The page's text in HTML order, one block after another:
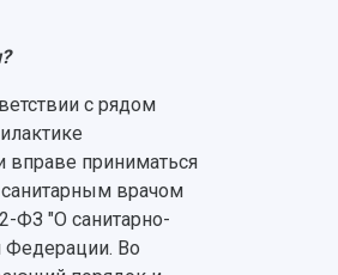
с рядом
вправе приниматься
врачом
ФЗ "О санитарно-
Федерации. Во